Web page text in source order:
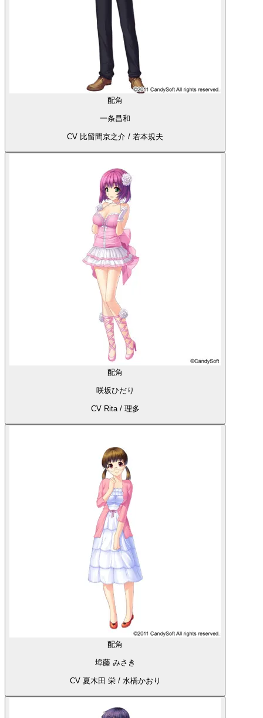
配角
一条昌和
CV 比留間京之介 / 若本規夫
配角
咲坂ひだり
CV Rita / 理多
配角
埠藤 みさき
CV 夏木田 栄 / 水橋かおり